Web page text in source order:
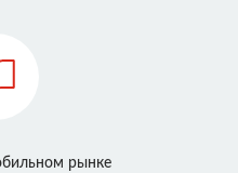
рынке